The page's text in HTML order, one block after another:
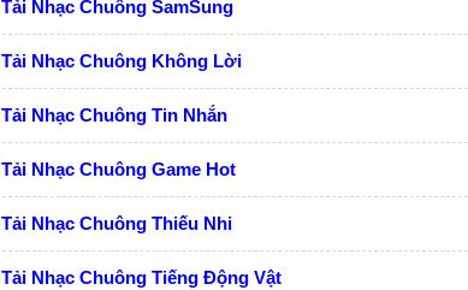
Tải Nhạc Chuông SamSung
Tải Nhạc Chuông Không Lời
Tải Nhạc Chuông Tin Nhắn
Tải Nhạc Chuông Game Hot
Tải Nhạc Chuông Thiếu Nhi
Tải Nhạc Chuông Tiếng Động Vật